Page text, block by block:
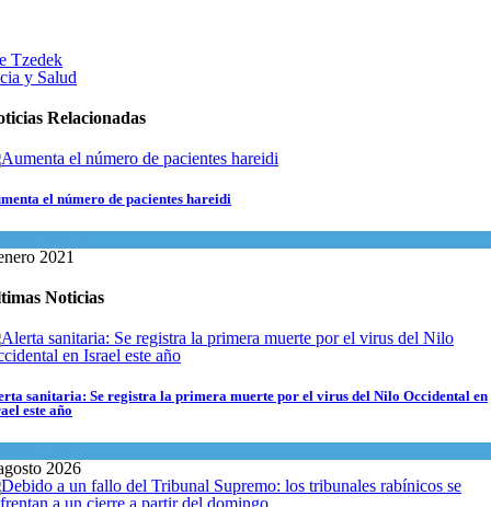
Tzedek
y Salud
Relacionadas
el número de pacientes hareidi
2021
Noticias
sanitaria: Se registra la primera muerte por el virus del Nilo Occidental en
este año
2026